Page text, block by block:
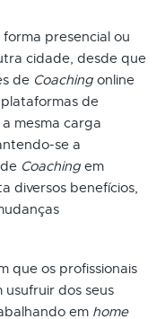
presencial ou
cidade, desde que
de Coaching online
de
mesma carga
se a
Coaching em
diversos benefícios,
que os profissionais
usufruir dos seus
em home